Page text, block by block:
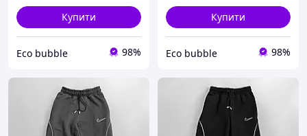
Купити
Eco bubble 98%
Купити
Eco bubble 98%